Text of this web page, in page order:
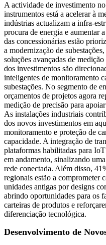
A actividade de investimento
instrumentos está a acelerar à
indústrias actualizam a infra-
procura de energia e aumentar
das concessionárias estão
a modernização de
soluções avançadas de
dos investimentos são
inteligentes de monitoramento
subestações. No segmento de
orçamentos de projetos agora
medição de precisão para
As instalações industriais
dos novos investimentos em
monitoramento e proteção de
capacidade. A integração de
plataformas habilitadas para
em andamento, sinalizando
rede conectada. Além disso,
regionais estão a comprometer
unidades antigas por designs
abrindo oportunidades para os
carteiras de produtos e
diferenciação tecnológica.
Desenvolvimento de